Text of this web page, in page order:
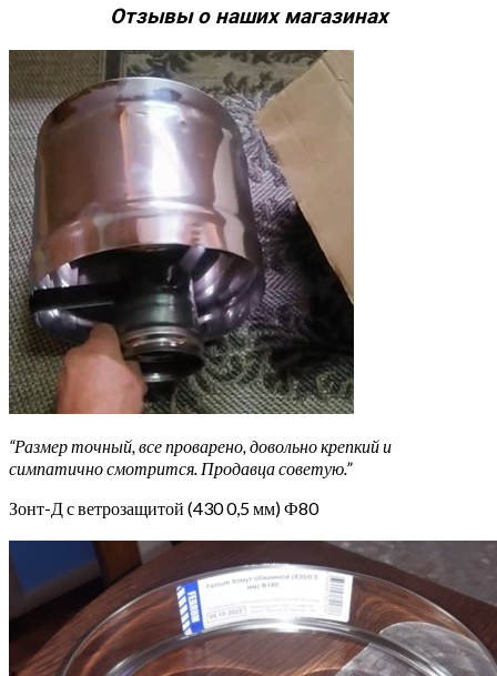
Отзывы о наших магазинах
“Размер точный, все проварено, довольно крепкий и
симпатично смотрится. Продавца советую.”
Зонт-Д с ветрозащитой (430 0,5 мм) Ф80